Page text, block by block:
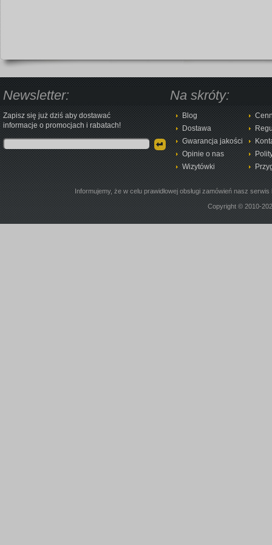
Newsletter:
Zapisz się już dziś aby dostawać
informacje o promocjach i rabatach!
Na skróty:
Blog
Dostawa
Gwarancja jakości
Opinie o nas
Wizytówki
Informujemy, że w celu prawidłowej obsługi zamówień nasz
Copyright © 2010-